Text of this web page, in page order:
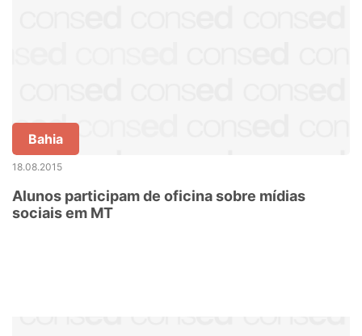
Bahia
18.08.2015
Alunos participam de oficina sobre mídias
sociais em MT